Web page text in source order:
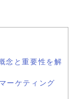
念と重要性を解
ーケティング